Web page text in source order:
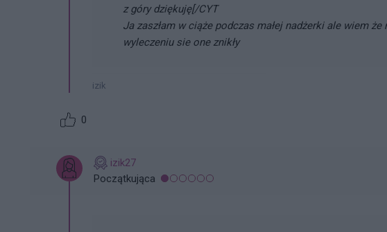
z góry dziękuję[/CYT
Ja zaszłam w ciąże podczas małej nadżerki ale wiem
wyleczeniu sie one znikły
izik
0
izik27
Początkująca